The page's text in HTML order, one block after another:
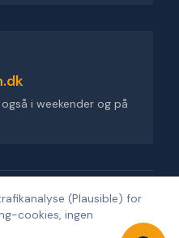
i weekender og på
Hinnerup ·CVR 36909676
forbeholdes.
Udviklet af
(Plausible) for
cookies, ingen